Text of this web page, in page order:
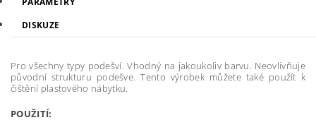
DISKUZE
Pro všechny typy podešví. Vhodný na jakoukoliv barvu. Neovlivňuje
původní strukturu podešve. Tento výrobek můžete také použít k
čištění plastového nábytku.
POUŽITÍ: